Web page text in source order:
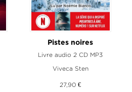
Pistes noires
Livre audio 2 CD MP3
Viveca Sten
27,90 €